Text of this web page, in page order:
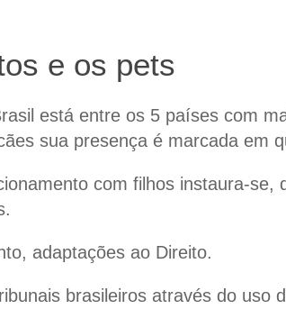
e os pets
está entre os 5 países com
sua presença é marcada em
com filhos instaura-
adaptações ao Direito.
brasileiros através do uso